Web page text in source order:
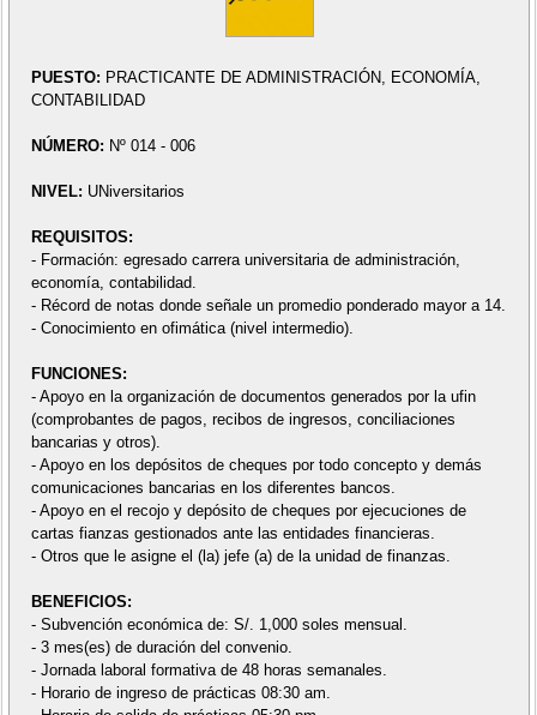
PUESTO: PRACTICANTE DE ADMINISTRACIÓN, ECONOMÍA,
CONTABILIDAD
NÚMERO: Nº 014 - 006
NIVEL: UNiversitarios
REQUISITOS:
- Formación: egresado carrera universitaria de administración,
economía, contabilidad.
- Récord de notas donde señale un promedio ponderado mayor a 14.
- Conocimiento en ofimática (nivel intermedio).
FUNCIONES:
- Apoyo en la organización de documentos generados por la ufin
(comprobantes de pagos, recibos de ingresos, conciliaciones
bancarias y otros).
- Apoyo en los depósitos de cheques por todo concepto y demás
comunicaciones bancarias en los diferentes bancos.
- Apoyo en el recojo y depósito de cheques por ejecuciones de
cartas fianzas gestionados ante las entidades financieras.
- Otros que le asigne el (la) jefe (a) de la unidad de finanzas.
BENEFICIOS:
- Subvención económica de: S/. 1,000 soles mensual.
- 3 mes(es) de duración del convenio.
- Jornada laboral formativa de 48 horas semanales.
- Horario de ingreso de prácticas 08:30 am.